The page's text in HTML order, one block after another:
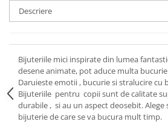
Descriere
Bijuteriile mici inspirate din lumea
desene animate, pot aduce multa
Daruieste emotii , bucurie si stralucire cu
Bijuteriile pentru copii sunt de calitate
durabile , si au un aspect deosebit. Alege
bijuterie de care se va bucura mult timp.